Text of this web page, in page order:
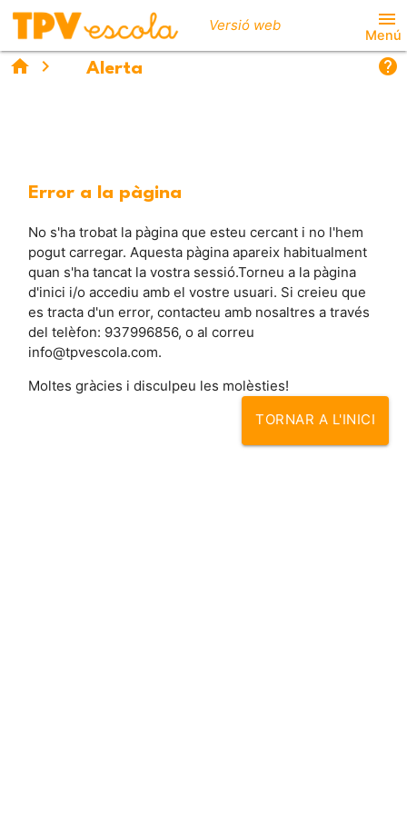
Versió web menu
Menú
home chevron_right Alerta help
Error a la pàgina
No s'ha trobat la pàgina que esteu cercant i no l'hem
pogut carregar. Aquesta pàgina apareix habitualment
quan s'ha tancat la vostra sessió.Torneu a la pàgina
d'inici i/o accediu amb el vostre usuari. Si creieu que
es tracta d'un error, contacteu amb nosaltres a través
del telèfon: 937996856, o al correu
info@tpvescola.com.
Moltes gràcies i disculpeu les molèsties!
TORNAR A L'INICI